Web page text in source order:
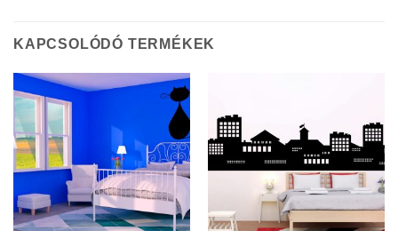
KAPCSOLÓDÓ TERMÉKEK